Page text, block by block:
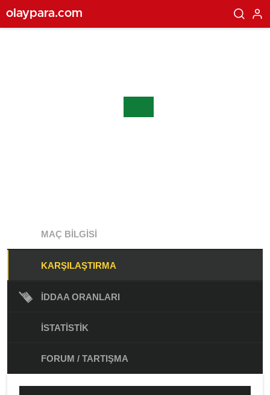
olaypara.com
MAÇ BILGISI
KARŞILAŞTIRMA
İDDAA ORANLARI
İSTATISTIK
FORUM / TARTIŞMA